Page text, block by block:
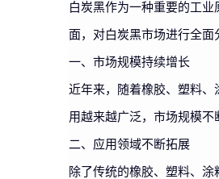
白炭黑作为一种重要的工
面，对白炭黑市场进行全面
一、市场规模持续增长
近年来，随着橡胶、塑料
用越来越广泛，市场规模不
二、应用领域不断拓展
除了传统的橡胶、塑料、